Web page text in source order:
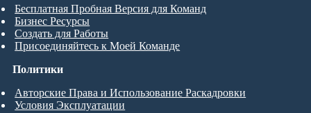
Бесплатная Пробная Версия для Команд
Бизнес Ресурсы
Создать для Работы
Присоединяйтесь к Моей Команде
Политики
Авторские Права и Использование Раскадровки
Условия Эксплуатации